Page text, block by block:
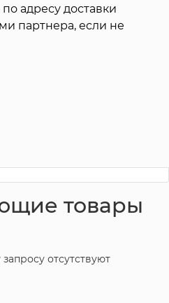
адресу доставки
партнера, если не
товары
отсутствуют